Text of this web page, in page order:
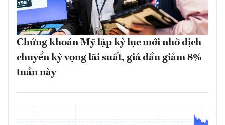
Chứng khoán Mỹ lập kỷ lục mới nhờ dịch
chuyển kỳ vọng lãi suất, giá dầu giảm 8%
tuần này